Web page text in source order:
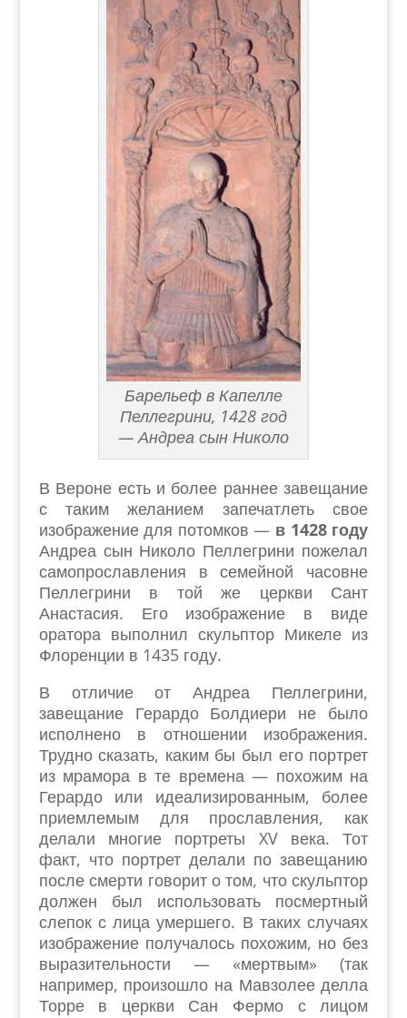
Барельеф в Капелле
Пеллегрини, 1428 год
— Андреа сын Николо
В Вероне есть и более раннее завещание
с таким желанием запечатлеть свое
изображение для потомков — в 1428 году
Андреа сын Николо Пеллегрини пожелал
самопрославления в семейной часовне
Пеллегрини в той же церкви Сант
Анастасия. Его изображение в виде
оратора выполнил скульптор Микеле из
Флоренции в 1435 году.
В отличие от Андреа Пеллегрини,
завещание Герардо Болдиери не было
исполнено в отношении изображения.
Трудно сказать, каким бы был его портрет
из мрамора в те времена — похожим на
Герардо или идеализированным, более
приемлемым для прославления, как
делали многие портреты XV века. Тот
факт, что портрет делали по завещанию
после смерти говорит о том, что скульптор
должен был использовать посмертный
слепок с лица умершего. В таких случаях
изображение получалось похожим, но без
выразительности — «мертвым» (так
например, произошло на Мавзолее делла
Торре в церкви Сан Фермо с лицом